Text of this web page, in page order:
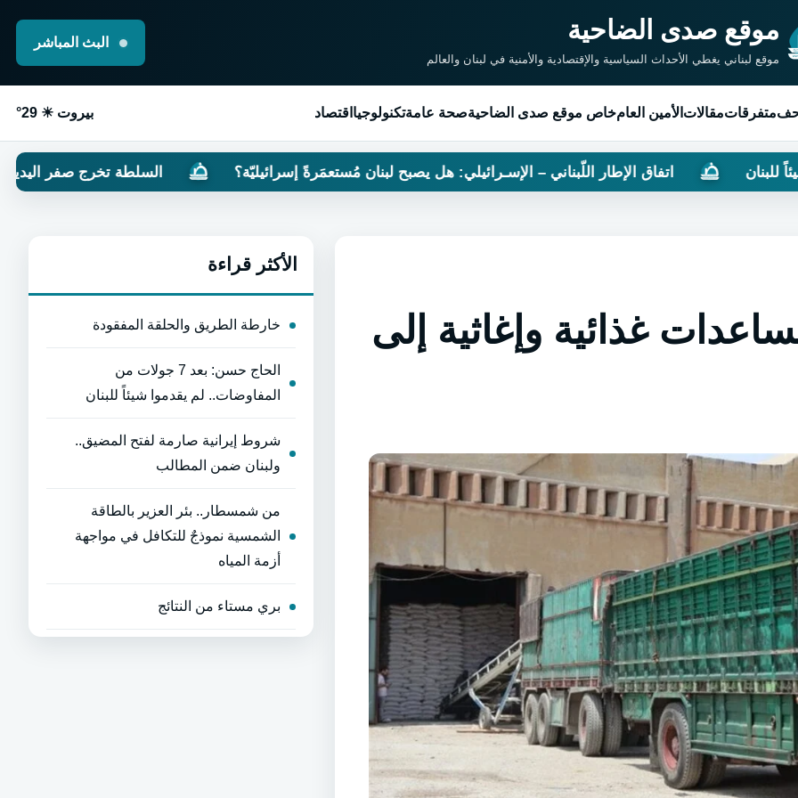
موقع صدى الضاحية
موقع لبناني يغطي الأحداث السياسية والإقتصادية والأمنية في لبنان والعالم
البث المباشر
متفرقاتمقالات الأمين العامخاص موقع صدى الضاحيةصحة عامةتكنولوجيا اقتصاد بيروت ☀ 29°
اتفاق الإطار اللّبناني – الإسـرائيلي: هل يصبح لبنان مُستعمَرةً إسرائيليّة؟ السلطة تخرج صفر اليدين من
غذائية وإغاثية إلى
الأكثر قراءة
خارطة الطريق والحلقة المفقودة
الحاج حسن: بعد 7 جولات من
المفاوضات.. لم يقدموا شيئاً للبنان
شروط إيرانية صارمة لفتح المضيق..
ولبنان ضمن المطالب
من شمسطار.. بئر العزير بالطاقة
الشمسية نموذجٌ للتكافل في مواجهة
أزمة المياه
بري مستاء من النتائج